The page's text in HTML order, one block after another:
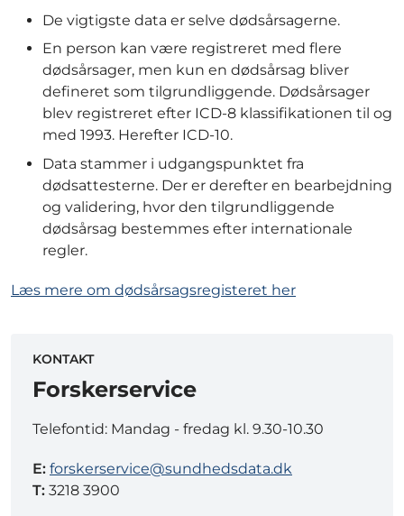
De vigtigste data er selve dødsårsagerne.
En person kan være registreret med flere
dødsårsager, men kun en dødsårsag bliver
defineret som tilgrundliggende. Dødsårsager
blev registreret efter ICD-8 klassifikationen til og
med 1993. Herefter ICD-10.
Data stammer i udgangspunktet fra
dødsattesterne. Der er derefter en bearbejdning
og validering, hvor den tilgrundliggende
dødsårsag bestemmes efter internationale
regler.
Læs mere om dødsårsagsregisteret her
KONTAKT
Forskerservice
Telefontid: Mandag - fredag kl. 9.30-10.30
E: forskerservice@sundhedsdata.dk
T: 3218 3900